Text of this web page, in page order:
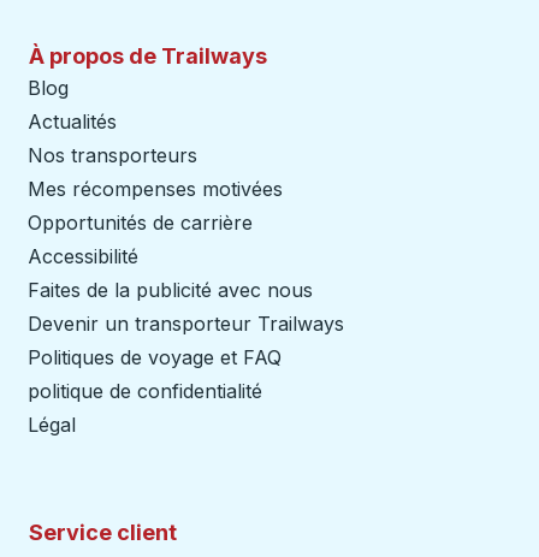
À propos de Trailways
Blog
Actualités
Nos transporteurs
Mes récompenses motivées
Opportunités de carrière
Accessibilité
Faites de la publicité avec nous
Devenir un transporteur Trailways
Politiques de voyage et FAQ
politique de confidentialité
Légal
Service client